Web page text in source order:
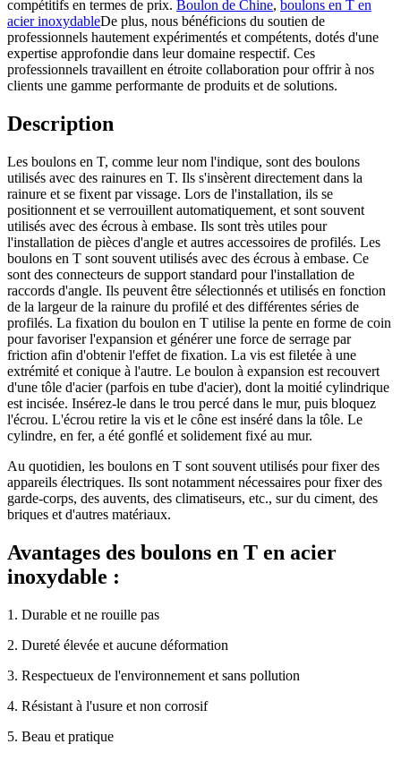
compétitifs en termes de prix. Boulon de Chine, boulons en T en
acier inoxydableDe plus, nous bénéficions du soutien de
professionnels hautement expérimentés et compétents, dotés d'une
expertise approfondie dans leur domaine respectif. Ces
professionnels travaillent en étroite collaboration pour offrir à nos
clients une gamme performante de produits et de solutions.
Description
Les boulons en T, comme leur nom l'indique, sont des boulons
utilisés avec des rainures en T. Ils s'insèrent directement dans la
rainure et se fixent par vissage. Lors de l'installation, ils se
positionnent et se verrouillent automatiquement, et sont souvent
utilisés avec des écrous à embase. Ils sont très utiles pour
l'installation de pièces d'angle et autres accessoires de profilés. Les
boulons en T sont souvent utilisés avec des écrous à embase. Ce
sont des connecteurs de support standard pour l'installation de
raccords d'angle. Ils peuvent être sélectionnés et utilisés en fonction
de la largeur de la rainure du profilé et des différentes séries de
profilés. La fixation du boulon en T utilise la pente en forme de coin
pour favoriser l'expansion et générer une force de serrage par
friction afin d'obtenir l'effet de fixation. La vis est filetée à une
extrémité et conique à l'autre. Le boulon à expansion est recouvert
d'une tôle d'acier (parfois en tube d'acier), dont la moitié cylindrique
est incisée. Insérez-le dans le trou percé dans le mur, puis bloquez
l'écrou. L'écrou retire la vis et le cône est inséré dans la tôle. Le
cylindre, en fer, a été gonflé et solidement fixé au mur.
Au quotidien, les boulons en T sont souvent utilisés pour fixer des
appareils électriques. Ils sont notamment nécessaires pour fixer des
garde-corps, des auvents, des climatiseurs, etc., sur du ciment, des
briques et d'autres matériaux.
Avantages des boulons en T en acier
inoxydable :
1. Durable et ne rouille pas
2. Dureté élevée et aucune déformation
3. Respectueux de l'environnement et sans pollution
4. Résistant à l'usure et non corrosif
5. Beau et pratique